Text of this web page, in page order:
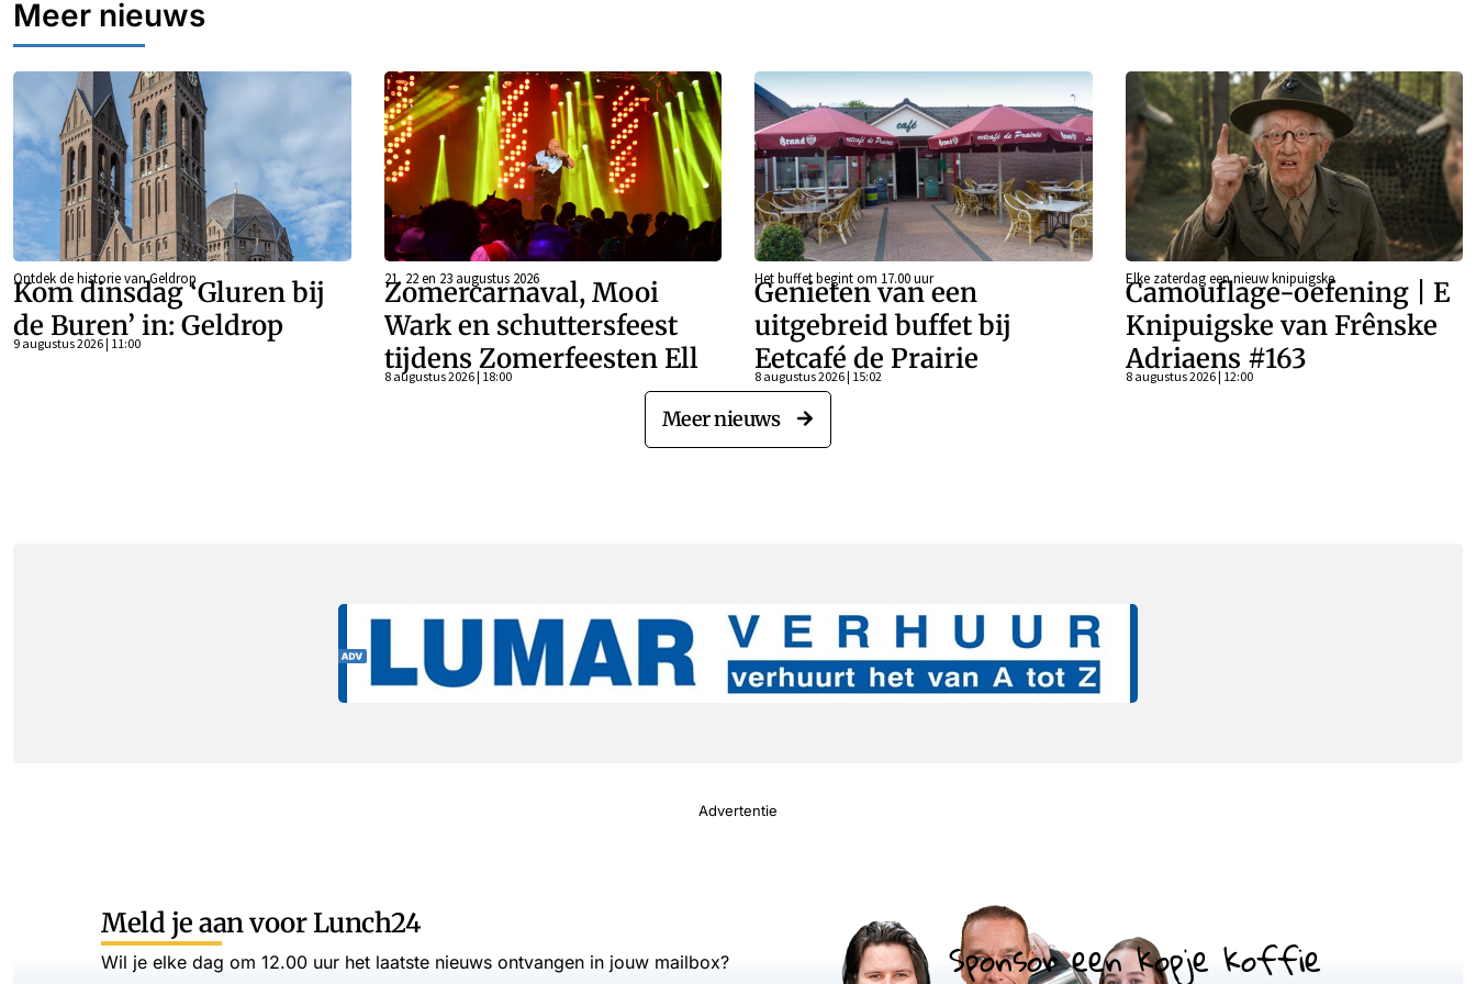
Meer nieuws
Ontdek de historie van Geldrop
Kom dinsdag ‘Gluren bij
de Buren’ in: Geldrop
9 augustus 2026 | 11:00
21, 22 en 23 augustus 2026
Zomercarnaval, Mooi
Wark en schuttersfeest
tijdens Zomerfeesten Ell
8 augustus 2026 | 18:00
Het buffet begint om 17.00 uur
Genieten van een
uitgebreid buffet bij
Eetcafé de Prairie
8 augustus 2026 | 15:02
Elke zaterdag een nieuw knipuigske
Camouflage-oefening | E
Knipuigske van Frênske
Adriaens #163
8 augustus 2026 | 12:00
Meer nieuws
Advertentie
Meld je aan voor Lunch24
Wil je elke dag om 12.00 uur het laatste nieuws ontvangen in jouw mailbox?
Sponsor een kopje koffie